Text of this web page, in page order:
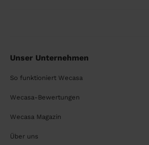
Unser Unternehmen
So funktioniert Wecasa
Wecasa-Bewertungen
Wecasa Magazin
Über uns